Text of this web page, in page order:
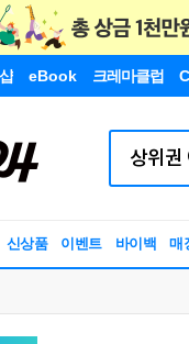
eBook 크레마클럽
신상품 이벤트 바이백 매